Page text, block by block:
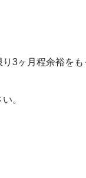
3ヶ月程余裕をも
。